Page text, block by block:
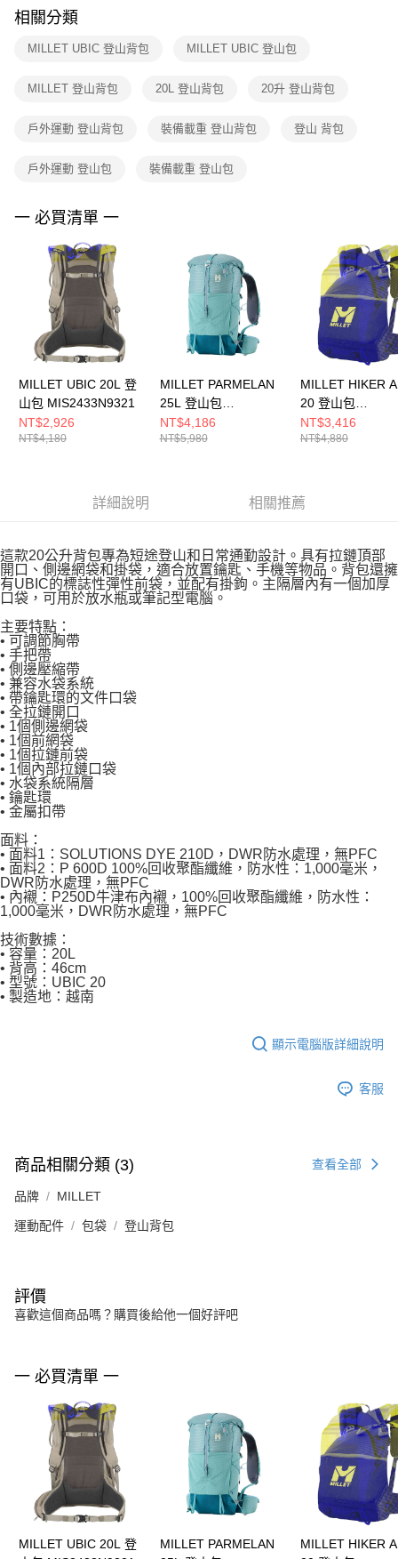
※ 交易是否成功請以「AFTEE先享後付 」之結帳頁面顯示為準，若有關於
是否繳費成功／繳費後需取消欲退款等相關疑問，請聯繫「AFTEE先享後付
客戶支援中心」https://netprotections.freshdesk.com/support/home
１．透過由恩沛科技股份有限公司提供之「AFTEE先享後付」服務完成之交
權轉讓予恩沛科技股份有限公司。
３．未成年的使用者請事先徵得法定代理人或監護人之同意方可使用
４．使用「AFTEE先享後付」時，將依據個別帳號之用戶狀況，依本公司即
請求用戶進行身份認證。
５．嚴禁一人註冊多個帳號或使用他人資訊註冊。若發現惡意使用之情形，
恩沛科技股份有限公司將有權停止該用戶之使用額度並採取法律行動。
相關分類
MILLET UBIC 登山背包 MILLET UBIC 登山包
MILLET 登山背包 20L 登山背包 20升 登山背包
戶外運動 登山背包 裝備載重 登山背包 登山 背包
戶外運動 登山包 裝備載重 登山包
一 必買清單 一
MILLET UBIC 20L 登
山包 MIS2433N9321
NT$2,926
NT$4,180
MILLET PARMELAN
25L 登山包
MIS01302N0003
NT$4,186
NT$5,980
MILLET HIKER
20 登山包
MIS2342N9904
NT$3,416
NT$4,880
詳細說明 相關推薦
這款20公升背包專為短途登山和日常通勤設計。具有拉鏈頂部
開口、側邊網袋和掛袋，適合放置鑰匙、手機等物品。背包還擁
有UBIC的標誌性彈性前袋，並配有掛鉤。主隔層內有一個加厚
口袋，可用於放水瓶或筆記型電腦。
主要特點：
• 可調節胸帶
• 手把帶
• 側邊壓縮帶
• 兼容水袋系統
• 帶鑰匙環的文件口袋
• 全拉鏈開口
• 1個側邊網袋
• 1個前網袋
• 1個拉鏈前袋
• 1個內部拉鏈口袋
• 水袋系統隔層
• 鑰匙環
• 金屬扣帶
面料：
• 面料1：SOLUTIONS DYE 210D，DWR防水處理，無PFC
• 面料2：P 600D 100%回收聚酯纖維，防水性：1,000毫米，
DWR防水處理，無PFC
• 內襯：P250D牛津布內襯，100%回收聚酯纖維，防水性：
1,000毫米，DWR防水處理，無PFC
技術數據：
• 容量：20L
• 背高：46cm
• 型號：UBIC 20
• 製造地：越南
顯示電腦版詳細說明
客服
商品相關分類 (3) 查看全部
品牌 MILLET
運動配件 包袋 登山背包
評價
喜歡這個商品嗎？購買後給他一個好評吧
一 必買清單 一
MILLET UBIC 20L 登
MILLET PARMELAN
MILLET HIKER